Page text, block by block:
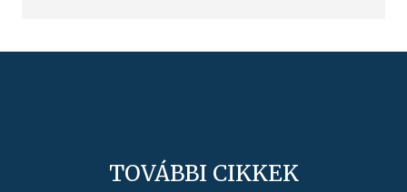
TOVÁBBI CIKKEK